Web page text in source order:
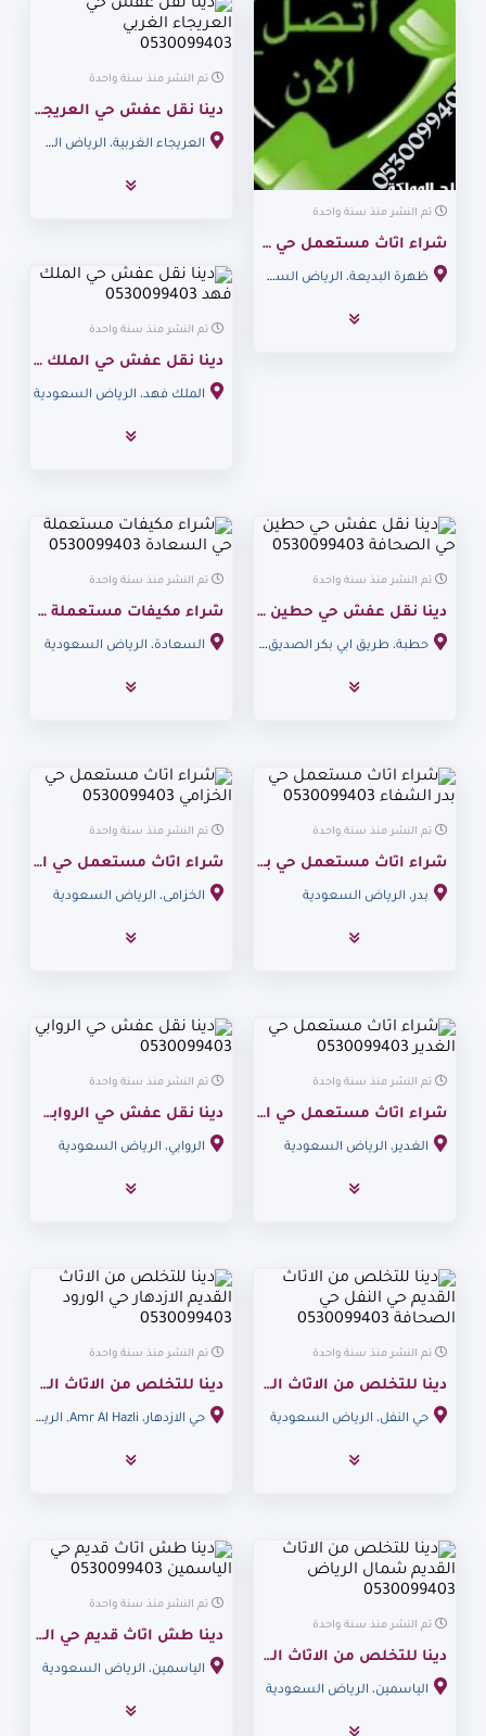
تم النشر منذ سنة واحدة
شراء اثاث مستعمل حي ظهرة البديعة 0530099403 ابو آدم
ظهرة البديعة، الرياض السعودية
تم النشر منذ سنة واحدة
دينا نقل عفش حي العريجاء الغربي 0530099403
العريجاء الغربية، الرياض السعودية
تم النشر منذ سنة واحدة
دينا نقل عفش حي الملك فهد 0530099403
الملك فهد، الرياض السعودية
تم النشر منذ سنة واحدة
دينا نقل عفش حي حطين حي الصحافة 0530099403
حطبة، طريق ابي بكر الصديق، الرياض السعودية
تم النشر منذ سنة واحدة
شراء مكيفات مستعملة حي السعادة 0530099403
السعادة، الرياض السعودية
تم النشر منذ سنة واحدة
شراء اثاث مستعمل حي بدر الشفاء 0530099403
بدر، الرياض السعودية
تم النشر منذ سنة واحدة
شراء اثاث مستعمل حي الخزامي 0530099403
الخزامى، الرياض السعودية
تم النشر منذ سنة واحدة
شراء اثاث مستعمل حي الغدير 0530099403
الغدير، الرياض السعودية
تم النشر منذ سنة واحدة
دينا نقل عفش حي الروابي 0530099403
الروابي، الرياض السعودية
تم النشر منذ سنة واحدة
دينا للتخلص من الاثاث القديم حي النفل حي الصحافة 0530099403
حي النفل، الرياض السعودية
تم النشر منذ سنة واحدة
دينا للتخلص من الاثاث القديم الازدهار حي الورود 0530099403
حي الازدهار، Amr Al Hazli, الرياض السعودية
تم النشر منذ سنة واحدة
دينا للتخلص من الاثاث القديم شمال الرياض 0530099403
الياسمين، الرياض السعودية
تم النشر منذ سنة واحدة
دينا طش اثاث قديم حي الياسمين 0530099403
الياسمين، الرياض السعودية